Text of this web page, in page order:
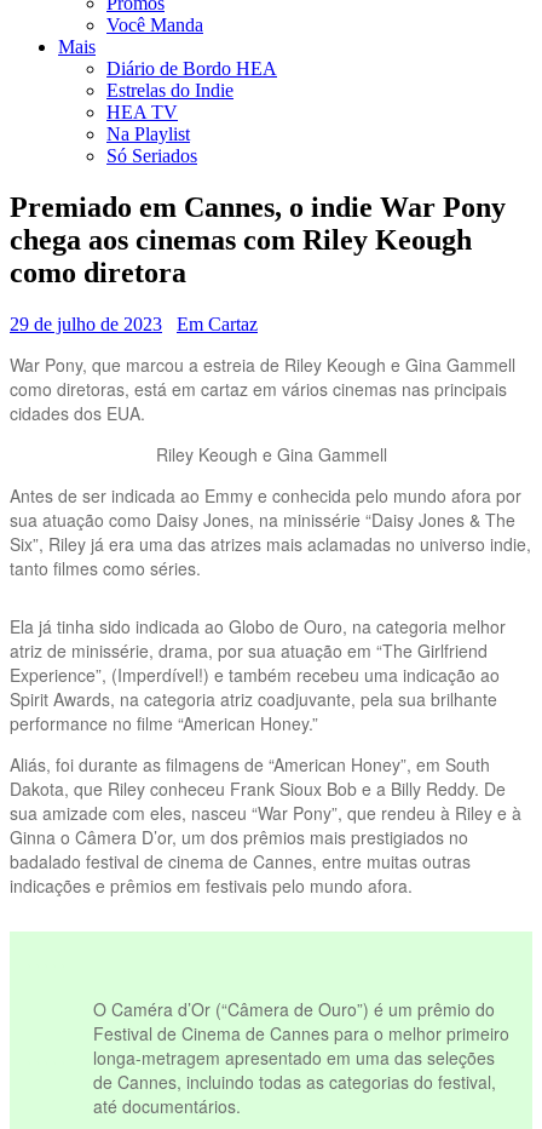
Você Manda
Mais
Diário de Bordo HEA
Estrelas do Indie
HEA TV
Na Playlist
Só Seriados
Premiado em Cannes, o indie War Pony
chega aos cinemas com Riley Keough
como diretora
29 de julho de 2023 Em Cartaz
War Pony, que marcou a estreia de Riley Keough e Gina Gammell
como diretoras, está em cartaz em vários cinemas nas principais
cidades dos EUA.
Riley Keough e Gina Gammell
Antes de ser indicada ao Emmy e conhecida pelo mundo afora por
sua atuação como Daisy Jones, na minissérie “Daisy Jones & The
Six”, Riley já era uma das atrizes mais aclamadas no universo indie,
tanto filmes como séries.
Ela já tinha sido indicada ao Globo de Ouro, na categoria melhor
atriz de minissérie, drama, por sua atuação em “The Girlfriend
Experience”, (Imperdível!) e também recebeu uma indicação ao
Spirit Awards, na categoria atriz coadjuvante, pela sua brilhante
performance no filme “American Honey.”
Aliás, foi durante as filmagens de “American Honey”, em South
Dakota, que Riley conheceu Frank Sioux Bob e a Billy Reddy. De
sua amizade com eles, nasceu “War Pony”, que rendeu à Riley e à
Ginna o Câmera D’or, um dos prêmios mais prestigiados no
badalado festival de cinema de Cannes, entre muitas outras
indicações e prêmios em festivais pelo mundo afora.
O Caméra d’Or (“Câmera de Ouro”) é um prêmio do
Festival de Cinema de Cannes para o melhor primeiro
longa-metragem apresentado em uma das seleções
de Cannes, incluindo todas as categorias do festival,
até documentários.